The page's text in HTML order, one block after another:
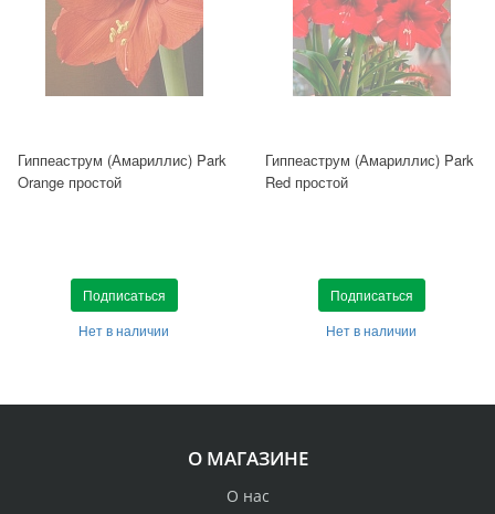
Гиппеаструм (Амариллис) Park
Orange простой
Подписаться
Нет в наличии
Гиппеаструм (Амариллис) Park
Red простой
Подписаться
Нет в наличии
О МАГАЗИНЕ
О нас